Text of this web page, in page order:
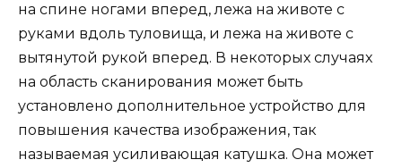
на спине ногами вперед, лежа на животе с
руками вдоль туловища, и лежа на животе с
вытянутой рукой вперед. В некоторых случаях
на область сканирования может быть
установлено дополнительное устройство для
повышения качества изображения, так
называемая усиливающая катушка. Она может